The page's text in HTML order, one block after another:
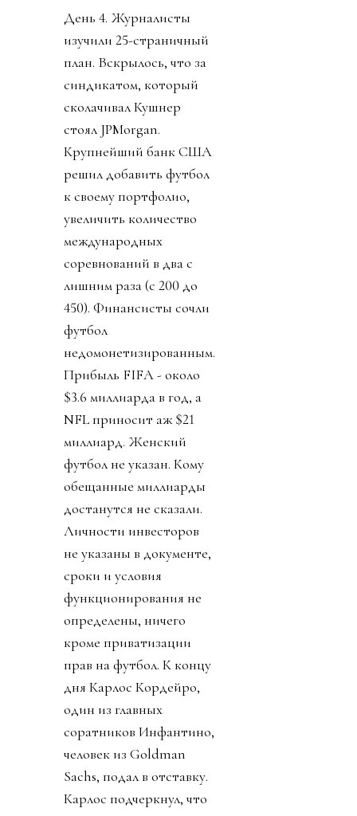
День 4. Журналисты
изучили 25-страничный
план. Вскрылось, что за
синдикатом, который
сколачивал Кушнер
стоял JPMorgan.
Крупнейший банк США
решил добавить футбол
к своему портфолио,
увеличить количество
международных
соревнований в два с
лишним раза (с 200 до
450). Финансисты сочли
футбол
недомонетизированным.
Прибыль FIFA - около
$3.6 миллиарда в год, а
NFL приносит аж $21
миллиард. Женский
футбол не указан. Кому
обещанные миллиарды
достанутся не сказали.
Личности инвесторов
не указаны в документе,
сроки и условия
функционирования не
определены, ничего
кроме приватизации
прав на футбол. К концу
дня Карлос Кордейро,
один из главных
соратников Инфантино,
человек из Goldman
Sachs, подал в отставку.
Карлос подчеркнул, что